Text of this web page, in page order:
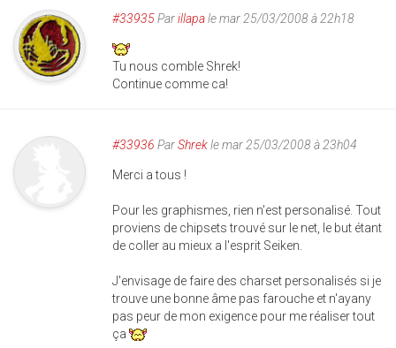
#33935Parillapale mar 25/03/2008 à 22h18
Tu nous comble Shrek!
Continue comme ca!
#33936 ParShrekle mar 25/03/2008 à 23h04
Merci a tous !
Pour les graphismes, rien n'est personalisé. Tout
proviens de chipsets trouvé sur le net, le but étant
de coller au mieux a l'esprit Seiken.
J'envisage de faire des charset personalisés si je
trouve une bonne âme pas farouche et n'ayany
pas peur de mon exigence pour me réaliser tout
ça